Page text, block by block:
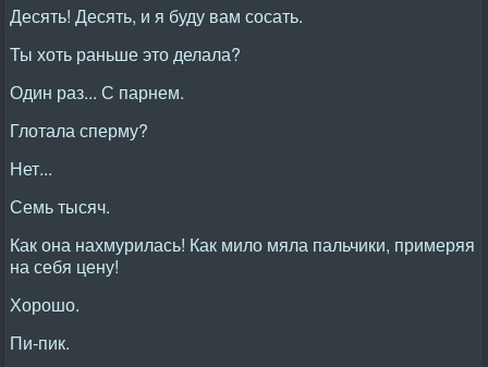
Десять! Десять, и я буду вам сосать.
Ты хоть раньше это делала?
Один раз... С парнем.
Глотала сперму?
Нет...
Семь тысяч.
Как она нахмурилась! Как мило мяла пальчики, примеряя
на себя цену!
Хорошо.
Пи-пик.